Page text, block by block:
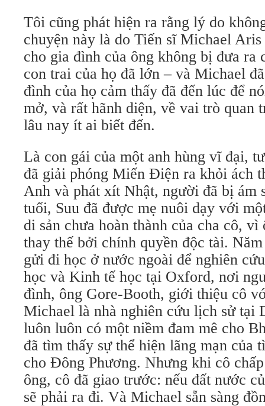
Tôi cũng phát hiện ra rằng lý do
chuyện này là do Tiến sĩ Michael
cho gia đình của ông không bị đưa ra
con trai của họ đã lớn – và Michael
đình của họ cảm thấy đã đến lúc để
mở, và rất hãnh diện, về vai trò quan
lâu nay ít ai biết đến.
Là con gái của một anh hùng vĩ đại,
đã giải phóng Miến Điện ra khỏi ách
Anh và phát xít Nhật, người đã bị ám
tuổi, Suu đã được mẹ nuôi dạy với
di sản chưa hoàn thành của cha cô, vì
thay thế bởi chính quyền độc tài.
gửi đi học ở nước ngoài để nghiên
học và Kinh tế học tại Oxford, nơi
đình, ông Gore-Booth, giới thiệu cô
Michael là nhà nghiên cứu lịch sử tại
luôn luôn có một niềm đam mê cho
đã tìm thấy sự thể hiện lãng mạn của
cho Đông Phương. Nhưng khi cô
ông, cô đã giao trước: nếu đất nước
sẽ phải ra đi. Và Michael sẵn sàng